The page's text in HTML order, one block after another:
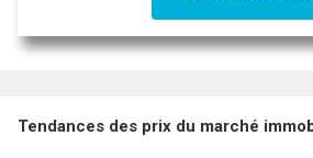
Tendances des prix du marché